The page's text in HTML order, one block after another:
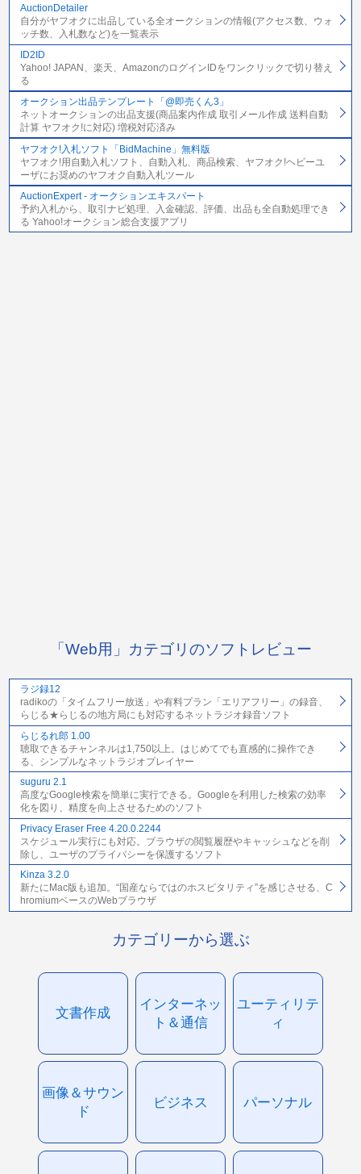
AuctionDetailer
自分がヤフオクに出品している全オークションの情報(アクセス数、ウォ
ッチ数、入札数など)を一覧表示
ID2ID
Yahoo! JAPAN、楽天、AmazonのログインIDをワンクリックで切り替え
る
オークション出品テンプレート「@即売くん3」
ネットオークションの出品支援(商品案内作成 取引メール作成 送料自動
計算 ヤフオク!に対応) 増税対応済み
ヤフオク!入札ソフト「BidMachine」無料版
ヤフオク!用自動入札ソフト、自動入札、商品検索、ヤフオク!ヘビーユ
ーザにお奨めのヤフオク自動入札ツール
AuctionExpert - オークションエキスパート
予約入札から、取引ナビ処理、入金確認、評価、出品も全自動処理でき
る Yahoo!オークション総合支援アプリ
「Web用」カテゴリのソフトレビュー
ラジ録12
radikoの「タイムフリー放送」や有料プラン「エリアフリー」の録音、
らじる★らじるの地方局にも対応するネットラジオ録音ソフト
らじるれ郎 1.00
聴取できるチャンネルは1,750以上。はじめてでも直感的に操作でき
る、シンプルなネットラジオプレイヤー
suguru 2.1
高度なGoogle検索を簡単に実行できる。Googleを利用した検索の効率
化を図り、精度を向上させるためのソフト
Privacy Eraser Free 4.20.0.2244
スケジュール実行にも対応。ブラウザの閲覧履歴やキャッシュなどを削
除し、ユーザのプライバシーを保護するソフト
Kinza 3.2.0
新たにMac版も追加。“国産ならではのホスピタリティ”を感じさせる、C
hromiumベースのWebブラウザ
カテゴリーから選ぶ
文書作成
インターネッ
ト＆通信
ユーティリテ
ィ
画像＆サウン
ド
ビジネス パーソナル